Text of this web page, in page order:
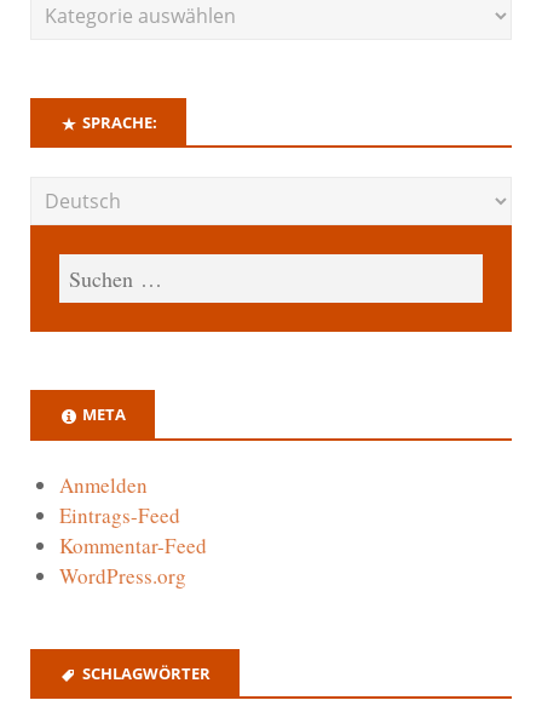
SPRACHE:
META
Anmelden
Eintrags-Feed
Kommentar-Feed
WordPress.org
SCHLAGWÖRTER